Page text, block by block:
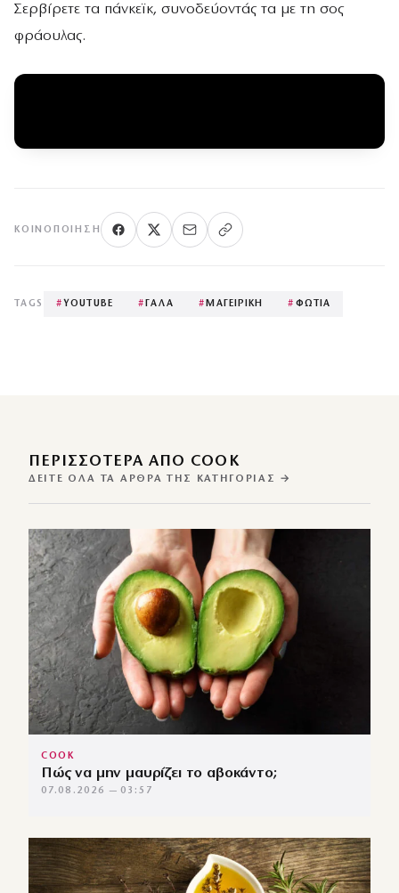
Σερβίρετε τα πάνκεϊκ, συνοδεύοντάς τα με τη σος
φράουλας.
ΚΟΙΝΟΠΟΊΗΣΗ
TAGS # YOUTUBE #ΓΑΛΑ #ΜΑΓΕΙΡΙΚΗ # ΦΩΤΙΑ
ΠΕΡΙΣΣΌΤΕΡΑ ΑΠΌ COOK
ΔΕΊΤΕ ΌΛΑ ΤΑ ΆΡΘΡΑ ΤΗΣ ΚΑΤΗΓΟΡΊΑΣ →
COOK
Πώς να μην μαυρίζει το αβοκάντο;
07.08.2026 — 03:57